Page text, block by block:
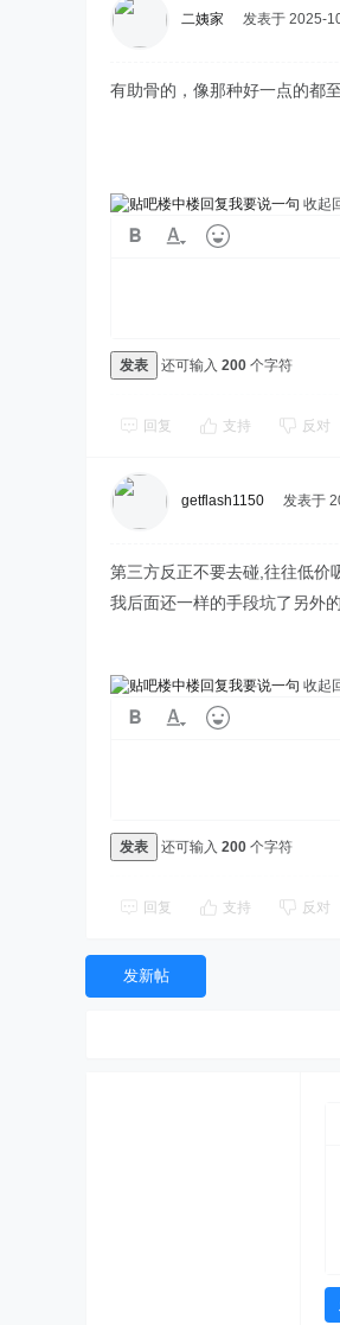
二姨家 发表于 2025-
有助骨的，像那种好一点的都
我要说一句 收起
发表 还可输入 200 个字符
回复 支持 反对
getflash1150 发表于
第三方反正不要去碰,往往低价
我后面还一样的手段坑了另外
我要说一句 收起
发表 还可输入 200 个字符
回复 支持 反对
发新帖